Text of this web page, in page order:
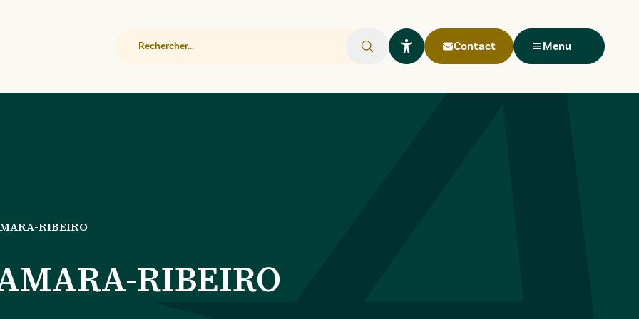
Rechercher
Ouvrir le widget Lisio
Contact Menu
RIBEIRO
RIBEIRO